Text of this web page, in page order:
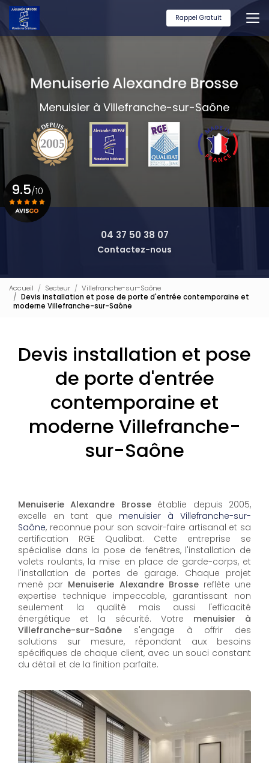
Aller
contenu
principal
Rappel Gratuit
Menuisier à Villefranche-sur-Saône
04 37 50 38 07
Contactez-nous
9.5/10
Accueil Secteur
Villefranche-sur-Saône
Devis installation et pose de porte d'entrée contemporaine et
moderne Villefranche-sur-Saône
Devis installation et pose
de porte d'entrée
contemporaine et
moderne Villefranche-
sur-Saône
Menuiserie Alexandre Brosseétablie depuis 2005,
excelle en tant que menuisier à Villefranche-sur-
Saône, reconnue pour son savoir-faire artisanal et sa
certification RGE Qualibat. Cette entreprise se
spécialise dans la pose de fenêtres, l'installation de
volets roulants, la mise en place de garde-corps, et
l'installation de portes de garage. Chaque projet
mené par Menuiserie Alexandre Brossereflète une
expertise technique impeccable, garantissant non
seulement la qualité mais aussi l'efficacité
énergétique et la sécurité. Votre menuisier à
Villefranche-sur-Saône s'engage à offrir des
solutions sur mesure, répondant aux besoins
spécifiques de chaque client, avec un souci constant
du détail et de la finition parfaite.